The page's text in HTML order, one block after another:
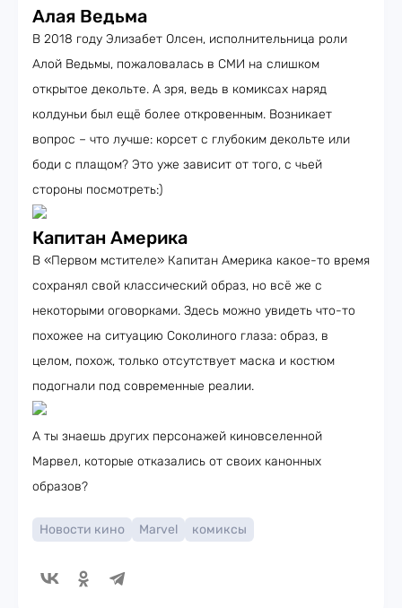
Алая Ведьма
В 2018 году Элизабет Олсен, исполнительница роли
Алой Ведьмы, пожаловалась в СМИ на слишком
открытое декольте. А зря, ведь в комиксах наряд
колдуньи был ещё более откровенным. Возникает
вопрос – что лучше: корсет с глубоким декольте или
боди с плащом? Это уже зависит от того, с чьей
стороны посмотреть:)
Капитан Америка
В «Первом мстителе» Капитан Америка какое-то время
сохранял свой классический образ, но всё же с
некоторыми оговорками. Здесь можно увидеть что-то
похожее на ситуацию Соколиного глаза: образ, в
целом, похож, только отсутствует маска и костюм
подогнали под современные реалии.
А ты знаешь других персонажей киновселенной
Марвел, которые отказались от своих канонных
образов?
Новости кино Marvel комиксы